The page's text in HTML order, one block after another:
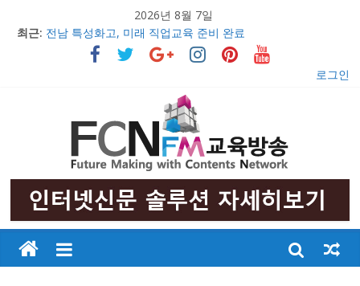
2026년 8월 7일
최근: 전남 특성화고, 미래 직업교육 준비 완료
의정부문화원, 창작무용극 ‘불멸의 영웅 안중근’ 초연 발표
충남 특성화고 학생들 취업률 해마다 증가
2017 교육감배 시·군대항 초·중 구간마라톤대회 성황리 개최
우리 아이들의 행복한 미래만들기
로그인